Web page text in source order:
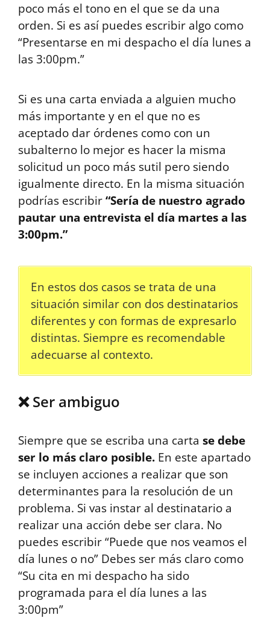
poco más el tono en el que se da una
orden. Si es así puedes escribir algo como
“Presentarse en mi despacho el día lunes a
las 3:00pm.”
Si es una carta enviada a alguien mucho
más importante y en el que no es
aceptado dar órdenes como con un
subalterno lo mejor es hacer la misma
solicitud un poco más sutil pero siendo
igualmente directo. En la misma situación
podrías escribir“Sería de nuestro agrado
pautar una entrevista el día martes a las
3:00pm.”
En estos dos casos se trata de una
situación similar con dos destinatarios
diferentes y con formas de expresarlo
distintas. Siempre es recomendable
adecuarse al contexto.
❌ Ser ambiguo
Siempre que se escriba una carta se debe
ser lo más claro posible. En este apartado
se incluyen acciones a realizar que son
determinantes para la resolución de un
problema. Si vas instar al destinatario a
realizar una acción debe ser clara. No
puedes escribir “Puede que nos veamos el
día lunes o no” Debes ser más claro como
“Su cita en mi despacho ha sido
programada para el día lunes a las
3:00pm”